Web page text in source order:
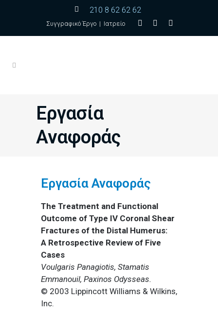
210 8 62 62 62
Συγγραφικό Έργο | Ιατρείο
Εργασία
Αναφοράς
Εργασία Αναφοράς
The Treatment and Functional
Outcome of Type IV Coronal Shear
Fractures of the Distal Humerus:
A Retrospective Review of Five
Cases
Voulgaris Panagiotis, Stamatis
Emmanouil, Paxinos Odysseas.
© 2003 Lippincott Williams & Wilkins,
Inc.